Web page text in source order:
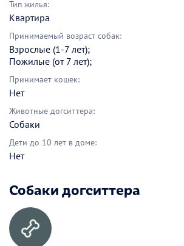
Тип жилья:
Квартира
Принимаемый возраст собак:
Взрослые (1-7 лет);
Пожилые (от 7 лет);
Принимает кошек:
Нет
Животные догситтера:
Собаки
Дети до 10 лет в доме:
Нет
Собаки догситтера